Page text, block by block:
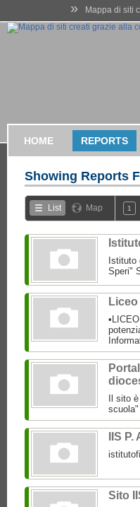
» Mappa di siti
HOME REPORTS
Showing Reports
List Map 1
Speri"
Il sito
IIS
Sito